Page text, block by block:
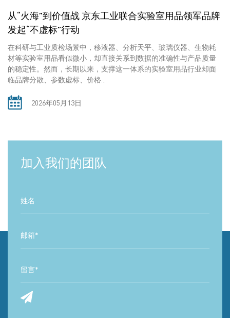
从“火海”到价值战 京东工业联合实验室用品领军品牌
发起“不虚标”行动
在科研与工业质检场景中，移液器、分析天平、玻璃仪器、生物耗
材等实验室用品看似微小，却直接关系到数据的准确性与产品质量
的稳定性。然而，长期以来，支撑这一体系的实验室用品行业却面
临品牌分散、参数虚标、价格...
2026年05月13日
加入我们的团队